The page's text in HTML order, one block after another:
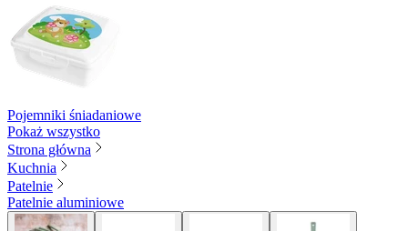
Pojemniki śniadaniowe
Pokaż wszystko
Strona główna
Kuchnia
Patelnie
Patelnie aluminiowe